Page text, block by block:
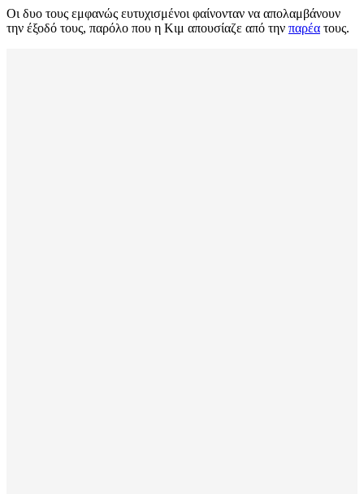
Οι δυο τους εμφανώς ευτυχισμένοι φαίνονταν να απολαμβάνουν
την έξοδό τους, παρόλο που η Κιμ απουσίαζε από την παρέα τους.